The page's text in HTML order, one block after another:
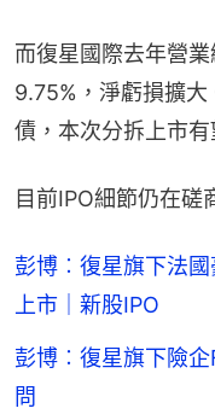
而復星國際去年營
9.75%，淨虧損擴
債，本次分拆上市
目前IPO細節仍在磋
彭博︰復星旗下法
上市｜新股IPO
彭博︰復星旗下險
問